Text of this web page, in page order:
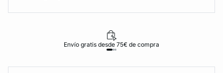
Envío gratis desde 75€ de compra